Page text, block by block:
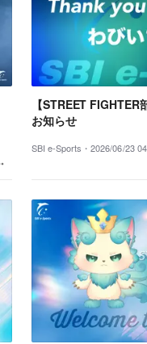
【STREET
お知らせ
SBI e-Sports・2026/06/23